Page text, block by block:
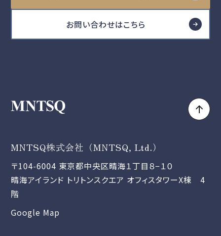
お問い合わせはこちら
MNTSQ株式会社（MNTSQ, Ltd.）
〒104-6004 東京都中央区晴海１丁目８−１０
晴海アイランド トリトンスクエア オフィスタワーX棟 4
階
Google Map